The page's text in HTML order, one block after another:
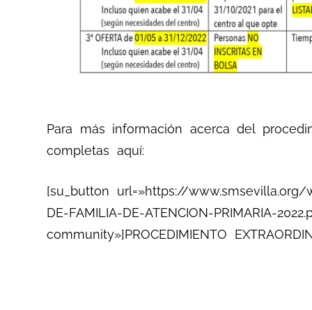
Para más información acerca del
completas aquí:
[su_button url=»https://www.smsevilla.org/
DE-FAMILIA-DE-ATENCION-PRIMARIA-
community»]PROCEDIMIENTO